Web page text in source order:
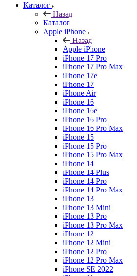
Каталог
Назад
Каталог
Apple iPhone
Назад
Apple iPhone
iPhone 17 Pro
iPhone 17 Pro Max
iPhone 17e
iPhone 17
iPhone Air
iPhone 16
iPhone 16e
iPhone 16 Pro
iPhone 16 Pro Max
iPhone 15
iPhone 15 Pro
iPhone 15 Pro Max
iPhone 14
iPhone 14 Plus
iPhone 14 Pro
iPhone 14 Pro Max
iPhone 13
iPhone 13 Mini
iPhone 13 Pro
iPhone 13 Pro Max
iPhone 12
iPhone 12 Mini
iPhone 12 Pro
iPhone 12 Pro Max
iPhone SE 2022